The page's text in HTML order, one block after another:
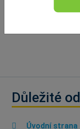
Důležité
Úvodní strana